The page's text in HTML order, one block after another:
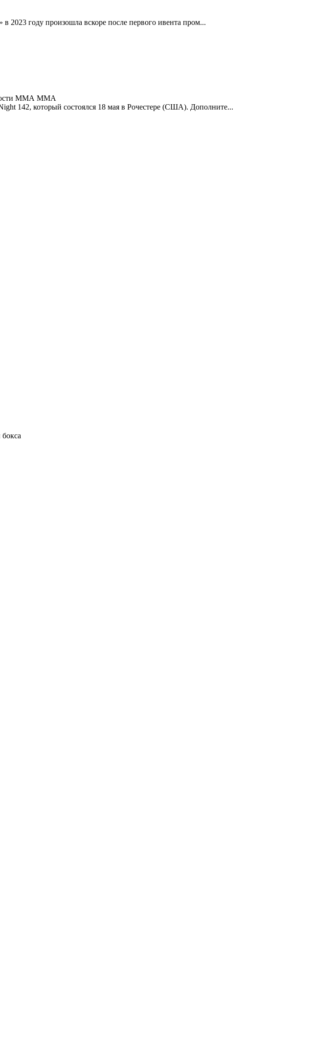
2023 году произошла вскоре после первого ивента пром...
MMA
142, который состоялся 18 мая в Рочестере (США). Дополните...